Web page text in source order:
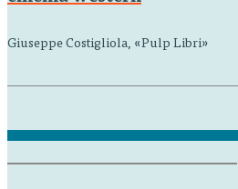
Giuseppe Costigliola, «Pulp Libri»